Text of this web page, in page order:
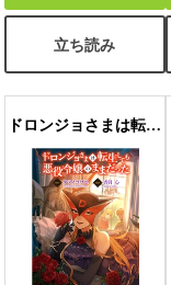
立ち読み
ドロンジョさまは転生しても悪役令嬢のままだった【分冊版】 1巻